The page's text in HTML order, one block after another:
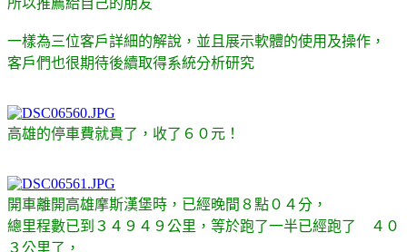
一樣為三位客戶詳細的解說，並且展示軟體的使用及操作，
客戶們也很期待後續取得系統分析研究
高雄的停車費就貴了，收了６０元！
開車離開高雄摩斯漢堡時，已經晚間８點０４分，
總里程數已到３４９４９公里，等於跑了一半已經跑了 ４０
３公里了，